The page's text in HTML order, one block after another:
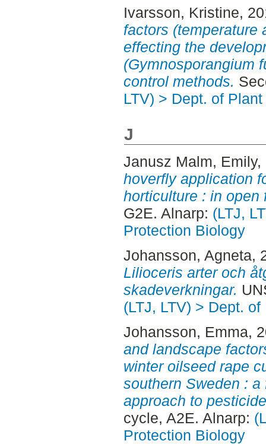
Ivarsson, Kristine,
factors (temperature
effecting the
(Gymnosporangium
control methods.
LTV) > Dept. of
J
Janusz Malm, Emily,
hoverfly application
horticulture : in open
G2E. Alnarp: (LTJ,
Protection Biology
Johansson, Agneta,
Lilioceris arter och
skadeverkningar.
(LTJ, LTV) > Dept.
Johansson, Emma,
and landscape
winter oilseed rape
southern Sweden :
approach to
cycle, A2E. Alnarp:
Protection Biology